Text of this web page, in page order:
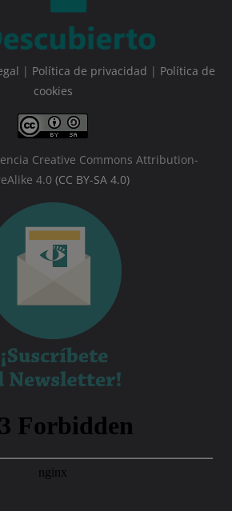
| Política de privacidad | Política de
cookies
Creative Commons Attribution-
4.0 (CC BY-SA 4.0)